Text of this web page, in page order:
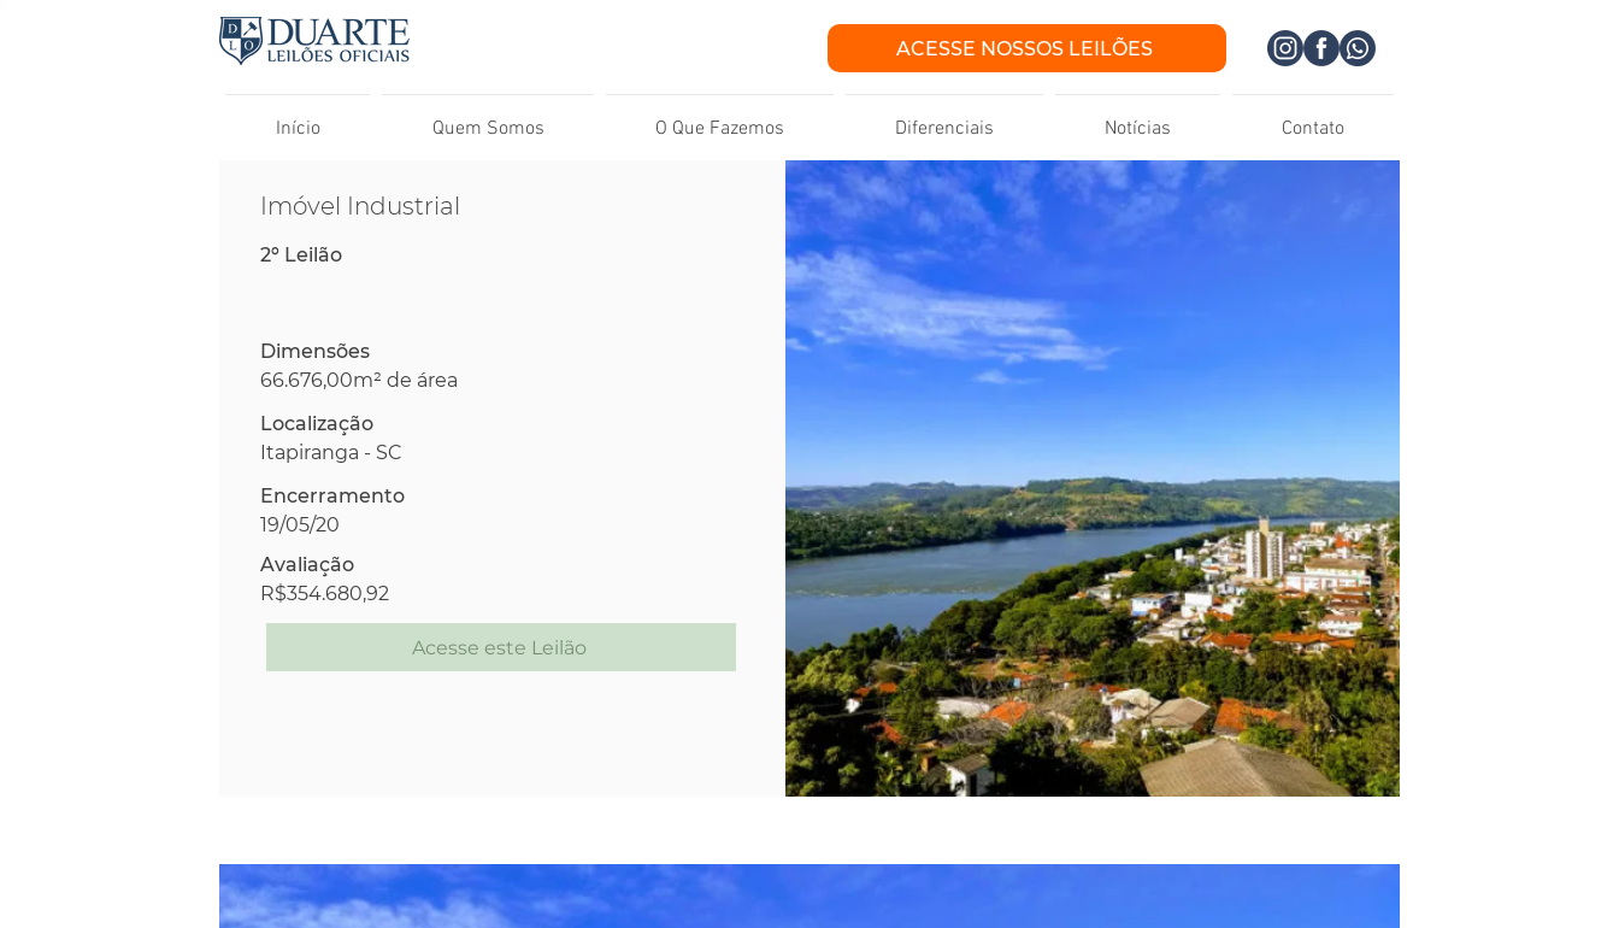
ACESSE NOSSOS LEILÕES
Início Quem Somos O Que Fazemos Diferenciais Notícias Contato
Imóvel Industrial
2º Leilão
Dimensões
66.676,00m² de área
Localização
Itapiranga - SC
Encerramento
19/05/20
Avaliação
R$354.680,92
Acesse este Leilão